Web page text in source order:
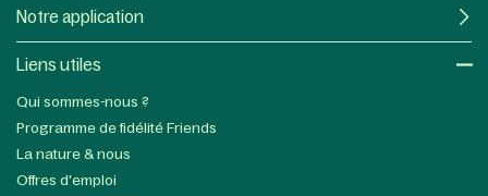
Notre application
Liens utiles​
Qui sommes-nous ?
Programme de fidélité Friends
La nature & nous
Offres d'emploi